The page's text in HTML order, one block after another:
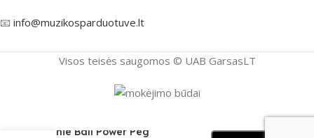
📧 info@muzikosparduotuve.lt
Visos teisės saugomos ©️ UAB GarsasLT
Ernie Ball Power Peg